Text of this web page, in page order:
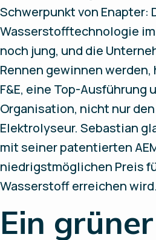
Schwerpunkt von Enapter:
Wasserstofftechnologie
noch jung, und die
Rennen gewinnen
F&E, eine Top-Ausführung
Organisation, nicht nur
Elektrolyseur. Sebastian
mit seiner patentierten
niedrigstmöglichen Preis
Wasserstoff erreichen wird.
Ein grüner